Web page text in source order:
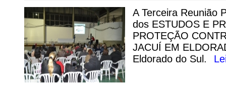
A Terceira Reunião
dos ESTUDOS E
PROTEÇÃO
JACUÍ EM
Eldorado do Sul.